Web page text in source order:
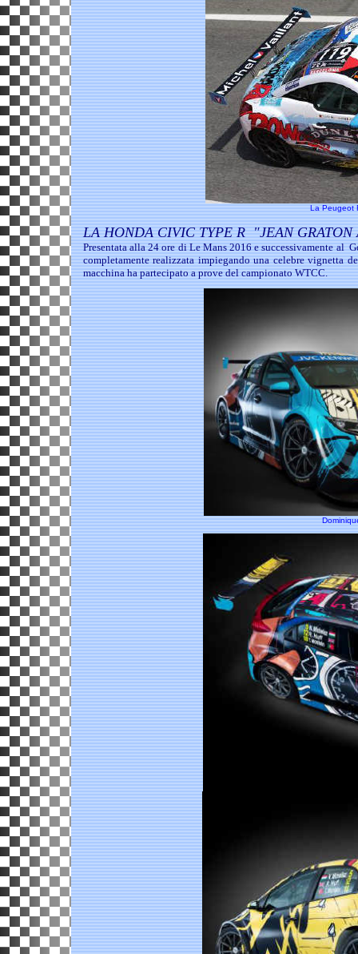
La Peugeot
LA HONDA CIVIC TYPE R "JEAN GRATON
Presentata alla 24 ore di Le Mans 2016 e successivamente al
completamente realizzata impiegando una celebre vignetta
macchina ha partecipato a prove del campionato WTCC.